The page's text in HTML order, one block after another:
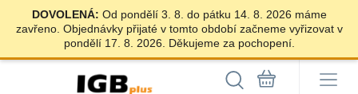
DOVOLENÁ: Od pondělí 3. 8. do pátku 14. 8. 2026 máme
zavřeno. Objednávky přijaté v tomto období začneme vyřizovat v
pondělí 17. 8. 2026. Děkujeme za pochopení.